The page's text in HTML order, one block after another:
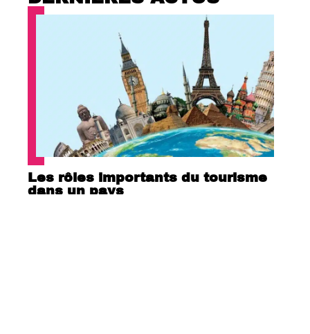
Les rôles importants du tourisme
dans un pays